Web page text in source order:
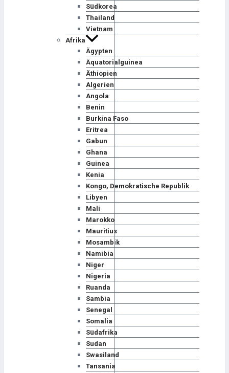
Südkorea
Thailand
Vietnam
Afrika
Ägypten
Äquatorialguinea
Äthiopien
Algerien
Angola
Benin
Burkina Faso
Eritrea
Gabun
Ghana
Guinea
Kenia
Kongo, Demokratische Republik
Libyen
Mali
Marokko
Mauritius
Mosambik
Namibia
Niger
Nigeria
Ruanda
Sambia
Senegal
Somalia
Südafrika
Sudan
Swasiland
Tansania